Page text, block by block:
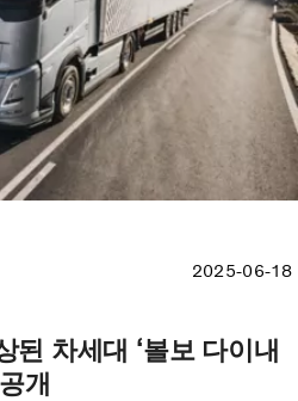
2025-06-18
된 차세대 ‘볼보 다이내
개